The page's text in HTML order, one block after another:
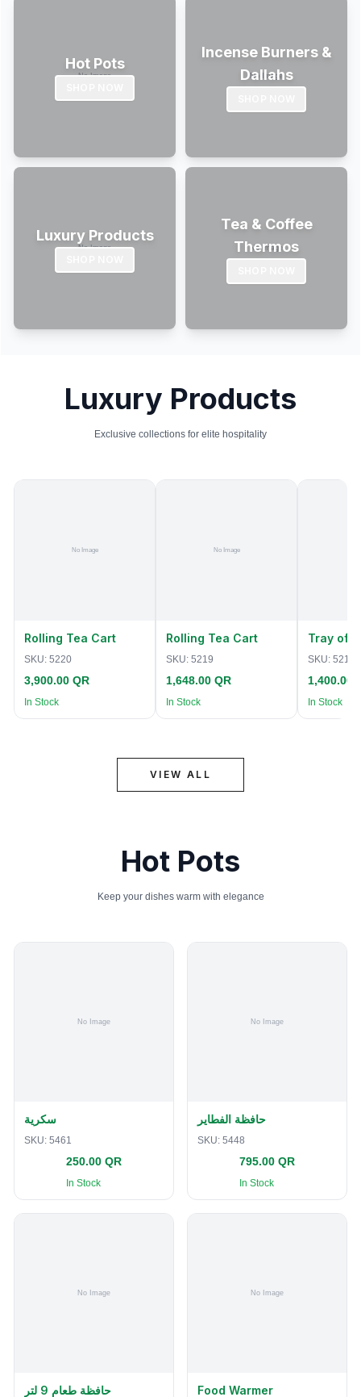
Hot Pots
Incense Burners &
Dallahs
Luxury Products
Tea & Coffee
Thermos
Luxury Products
Exclusive collections for elite hospitality
Rolling Tea Cart
SKU: 5220
3,900.00 QR
In Stock
Rolling Tea Cart
SKU: 5219
1,648.00 QR
In Stock
Tray of
SKU: 5218
1,400.00
In Stock
VIEW ALL
Hot Pots
Keep your dishes warm with elegance
سكرية
SKU: 5461
250.00 QR
In Stock
حافظة الفطاير
SKU: 5448
795.00 QR
In Stock
حافظة طعام 9 لتر Food Warmer